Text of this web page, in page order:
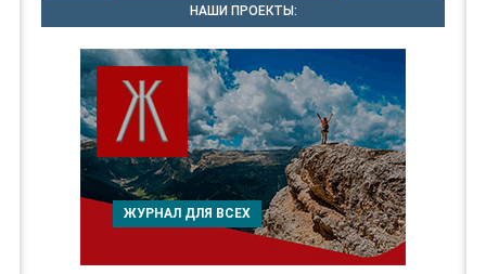
НАШИ ПРОЕКТЫ:
ЖУРНАЛ ДЛЯ ВСЕХ